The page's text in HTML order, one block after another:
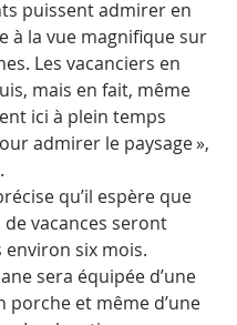
puissent admirer en
à la vue magnifique sur
Les vacanciers en
mais en fait, même
ici à plein temps
admirer le paysage »,
qu’il espère que
de vacances seront
environ six mois.
sera équipée d’une
porche et même d’une